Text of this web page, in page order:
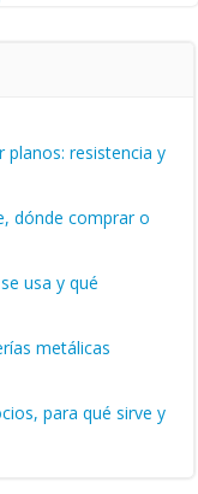
planos: resistencia y
dónde comprar o
usa y qué
metálicas
para qué sirve y